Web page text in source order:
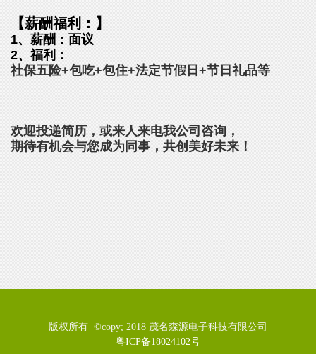
【薪酬福利：】
1、薪酬：面议
2、福利：
社保五险+包吃+包住+法定节假日+节日礼品等
欢迎投递简历，或来人来电我公司咨询，
期待有机会与您成为同事，共创美好未来！
版权所有 ©copy; 2018 茂名森源电子科技有限公司
粤ICP备18024102号